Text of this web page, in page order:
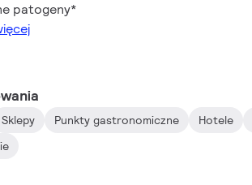
patogeny*
Sklepy Punkty gastronomiczne Hotele